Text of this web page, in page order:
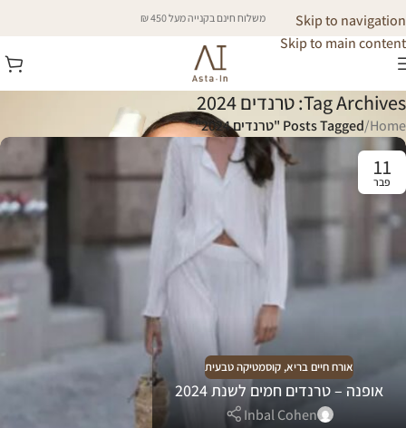
Skip to navigation
Skip to main content
משלוח חינם בקנייה מעל 450 ₪
Tag Archives: טרנדים 2024
Home
/Posts Tagged "טרנדים 2024"
11
פבר
אורח חיים בריא, קוסמטיקה טבעית
אופנה – טרנדים חמים לשנת 2024
Inbal Cohen